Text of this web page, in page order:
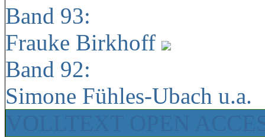
Band 93:
Frauke Birkhoff
Band 92:
Simone Fühles-Ubach u.a.